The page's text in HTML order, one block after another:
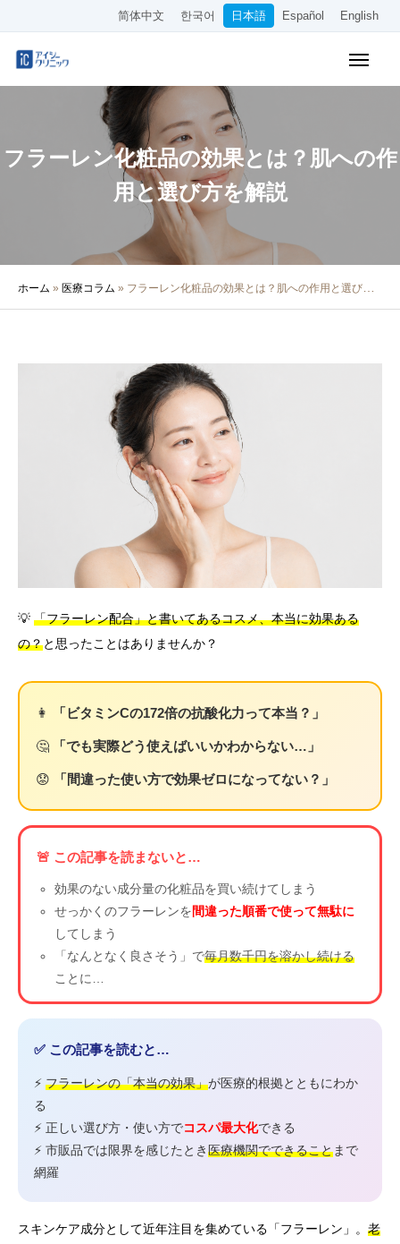
简体中文 한국어 日本語 Español English
フラーレン化粧品の効果とは？肌への作
用と選び方を解説
ホーム » 医療コラム » フラーレン化粧品の効果とは？肌への作用と選び方を解説
💡 「フラーレン配合」と書いてあるコスメ、本当に効果ある
の？と思ったことはありませんか？
👩 「ビタミンCの172倍の抗酸化力って本当？」
🤔 「でも実際どう使えばいいかわからない…」
😟 「間違った使い方で効果ゼロになってない？」
🚨 この記事を読まないと…
効果のない成分量の化粧品を買い続けてしまう
せっかくのフラーレンを間違った順番で使って無駄に
してしまう
「なんとなく良さそう」で毎月数千円を溶かし続ける
ことに…
✅ この記事を読むと…
⚡ フラーレンの「本当の効果」が医療的根拠とともにわか
る
⚡ 正しい選び方・使い方でコスパ最大化できる
⚡ 市販品では限界を感じたとき医療機関でできることまで
網羅
スキンケア成分として近年注目を集めている「フラーレン」。 老
アクセス
クリニック紹介
院長・医師の紹介
한국어 日本語